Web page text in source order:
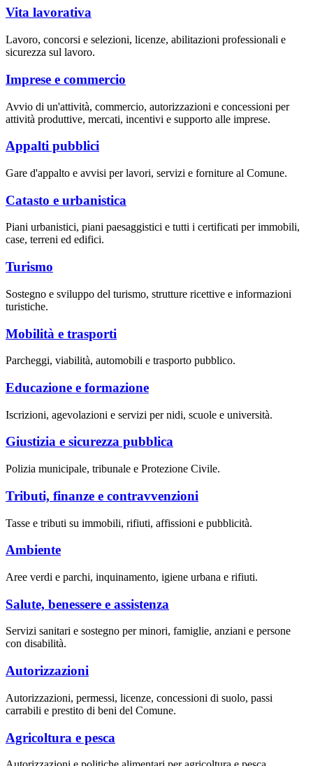
Vita lavorativa
Lavoro, concorsi e selezioni, licenze, abilitazioni professionali e
sicurezza sul lavoro.
Imprese e commercio
Avvio di un'attività, commercio, autorizzazioni e concessioni per
attività produttive, mercati, incentivi e supporto alle imprese.
Appalti pubblici
Gare d'appalto e avvisi per lavori, servizi e forniture al Comune.
Catasto e urbanistica
Piani urbanistici, piani paesaggistici e tutti i certificati per immobili,
case, terreni ed edifici.
Turismo
Sostegno e sviluppo del turismo, strutture ricettive e informazioni
turistiche.
Mobilità e trasporti
Parcheggi, viabilità, automobili e trasporto pubblico.
Educazione e formazione
Iscrizioni, agevolazioni e servizi per nidi, scuole e università.
Giustizia e sicurezza pubblica
Polizia municipale, tribunale e Protezione Civile.
Tributi, finanze e contravvenzioni
Tasse e tributi su immobili, rifiuti, affissioni e pubblicità.
Ambiente
Aree verdi e parchi, inquinamento, igiene urbana e rifiuti.
Salute, benessere e assistenza
Servizi sanitari e sostegno per minori, famiglie, anziani e persone
con disabilità.
Autorizzazioni
Autorizzazioni, permessi, licenze, concessioni di suolo, passi
carrabili e prestito di beni del Comune.
Agricoltura e pesca